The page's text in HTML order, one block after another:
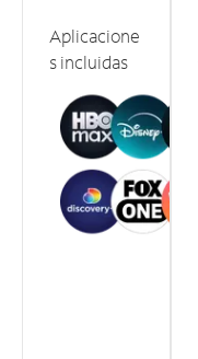
Aplicacione
s incluidas